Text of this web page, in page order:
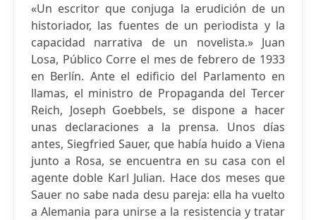
«Un escritor que conjuga la erudición de un
historiador, las fuentes de un periodista y la
capacidad narrativa de un novelista.» Juan
Losa, Público Corre el mes de febrero de 1933
en Berlín. Ante el edificio del Parlamento en
llamas, el ministro de Propaganda del Tercer
Reich, Joseph Goebbels, se dispone a hacer
unas declaraciones a la prensa. Unos días
antes, Siegfried Sauer, que había huido a Viena
junto a Rosa, se encuentra en su casa con el
agente doble Karl Julian. Hace dos meses que
Sauer no sabe nada desu pareja: ella ha vuelto
a Alemania para unirse a la resistencia y tratar